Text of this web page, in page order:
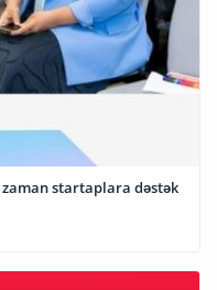
startaplara dəstək